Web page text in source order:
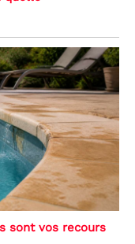
sont vos recours